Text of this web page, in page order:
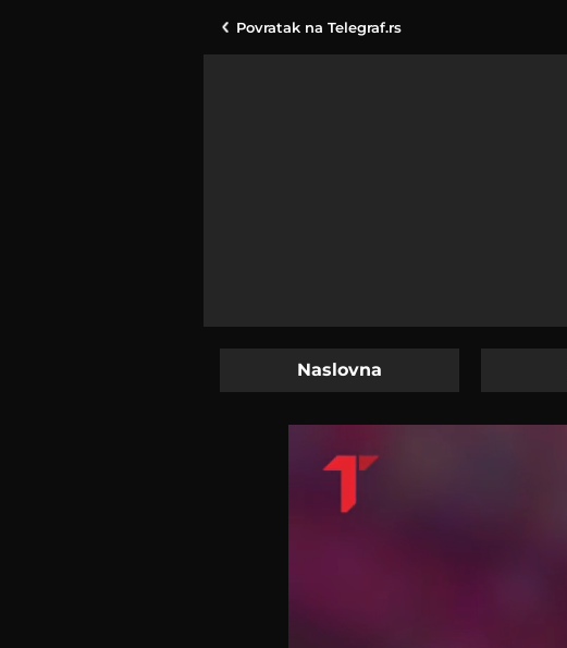
Povratak na Telegraf.rs
Naslovna